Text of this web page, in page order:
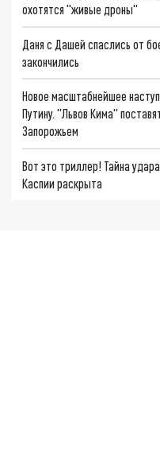
охотятся "живые дроны"
Даня с Дашей спаслись от
закончились
Новое масштабнейшее
Путину. "Львов Кима"
Запорожьем
Вот это триллер! Тайна
Каспии раскрыта